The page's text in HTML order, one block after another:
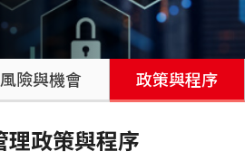
風險與機會 政策與程序
理政策與程序